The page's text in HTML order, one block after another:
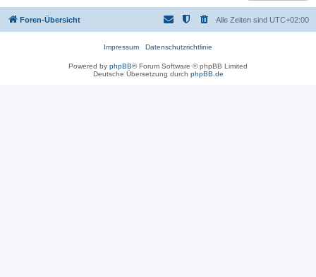
Foren-Übersicht Alle Zeiten sind UTC+02:00
Impressum Datenschutzrichtlinie
Powered by phpBB® Forum Software © phpBB Limited
Deutsche Übersetzung durch phpBB.de